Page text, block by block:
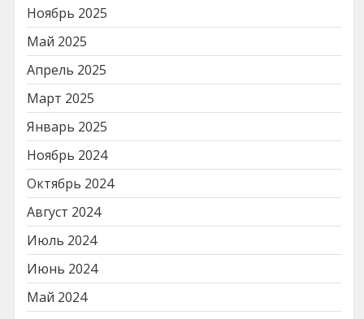
Ноябрь 2025
Май 2025
Апрель 2025
Март 2025
Январь 2025
Ноябрь 2024
Октябрь 2024
Август 2024
Июль 2024
Июнь 2024
Май 2024